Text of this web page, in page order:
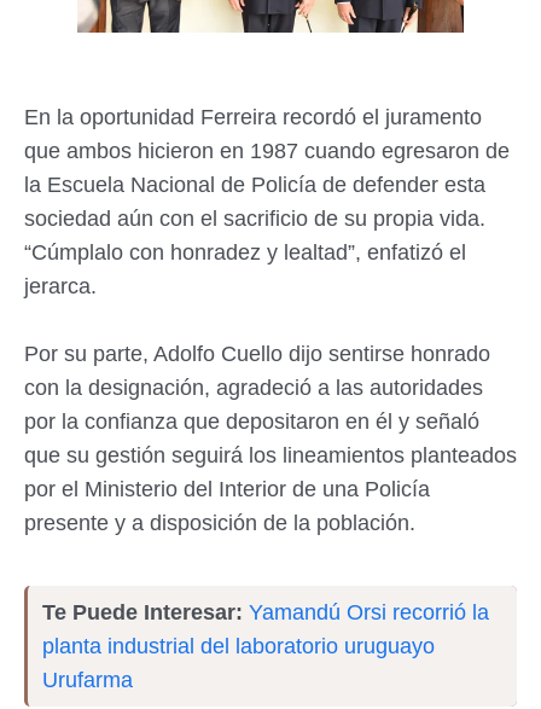
En la oportunidad Ferreira recordó el juramento
que ambos hicieron en 1987 cuando egresaron de
la Escuela Nacional de Policía de defender esta
sociedad aún con el sacrificio de su propia vida.
“Cúmplalo con honradez y lealtad”, enfatizó el
jerarca.
Por su parte, Adolfo Cuello dijo sentirse honrado
con la designación, agradeció a las autoridades
por la confianza que depositaron en él y señaló
que su gestión seguirá los lineamientos planteados
por el Ministerio del Interior de una Policía
presente y a disposición de la población.
Te Puede Interesar: Yamandú Orsi recorrió la
planta industrial del laboratorio uruguayo
Urufarma